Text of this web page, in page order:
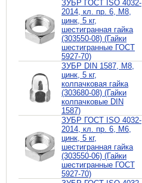
ЗУБР ГОСТ ISO 4032-
2014, кл. пр. 6, M8,
цинк, 5 кг,
шестигранная гайка
(303550-08) (Гайки
шестигранные ГОСТ
5927-70)
ЗУБР DIN 1587, M8,
цинк, 5 кг,
колпачковая гайка
(303680-08) (Гайки
колпачковые DIN
1587)
ЗУБР ГОСТ ISO 4032-
2014, кл. пр. 6, M6,
цинк, 5 кг,
шестигранная гайка
(303550-06) (Гайки
шестигранные ГОСТ
5927-70)